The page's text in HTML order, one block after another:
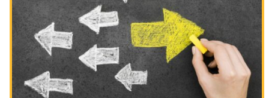
Los ayunos por la destrucción del Templo
Janucá
Purim